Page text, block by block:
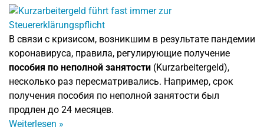
В связи с кризисом, возникшим в результате пандемии
коронавируса, правила, регулирующие получение
пособия по неполной занятости (Kurzarbeitergeld),
несколько раз пересматривались. Например, срок
получения пособия по неполной занятости был
продлен до 24 месяцев.
Weiterlesen »